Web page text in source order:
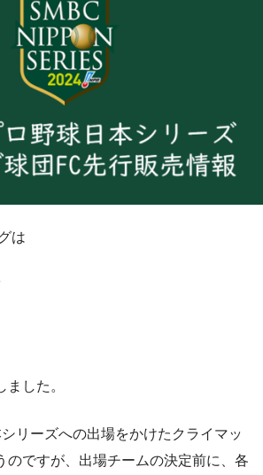
は
した。
リーズへの出場をかけたクライマッ
のですが、出場チームの決定前に、各